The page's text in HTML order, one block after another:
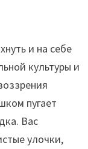
и на себе
культуры и
пугает
Вас
улочки,